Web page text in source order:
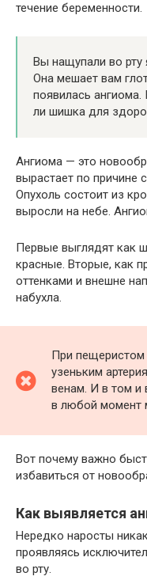
течение беременности.
Вы нащупали во рту
Она мешает вам
появилась ангиома.
ли шишка для
Ангиома — это
вырастает по причине
Опухоль состоит из
выросли на небе.
Первые выглядят как
красные. Вторые, как
оттенками и внешне
набухла.
При пещеристом
узеньким
венам. И в том и
в любой момент
Вот почему важно
избавиться от
Как выявляется
Нередко наросты
проявляясь
во рту.